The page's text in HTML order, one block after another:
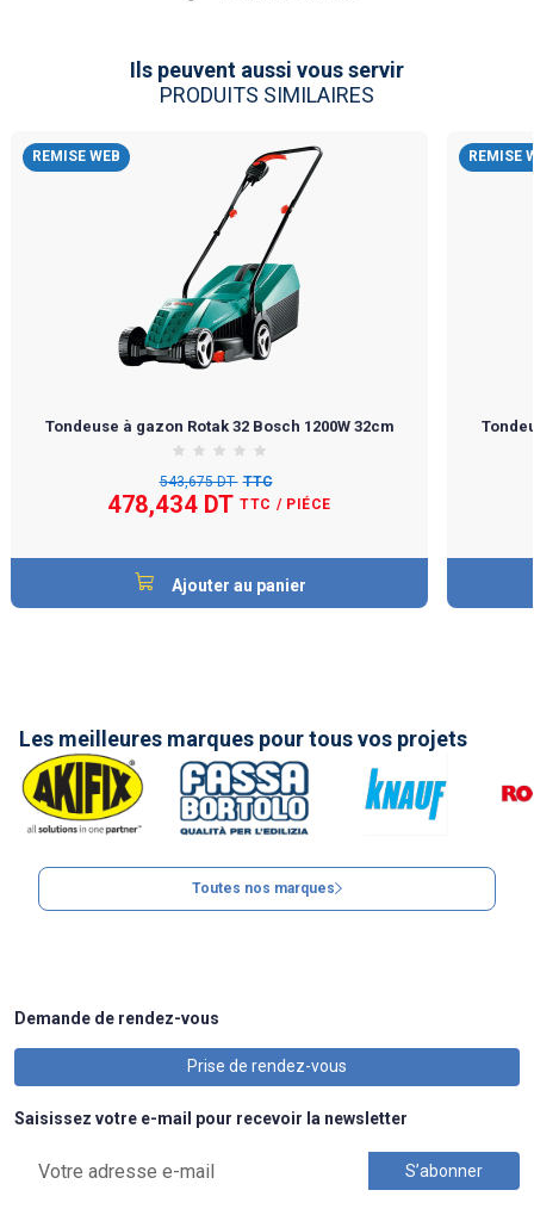
Ils peuvent aussi vous servir
PRODUITS SIMILAIRES
REMISE WEB
Tondeuse à gazon Rotak 32 Bosch 1200W 32cm
543,675 DT TTC
478,434 DT TTC / PIÉCE
Ajouter au panier
REMISE
Les meilleures marques pour tous vos projets
Toutes nos marques
Demande de rendez-vous
Prise de rendez-vous
Saisissez votre e-mail pour recevoir la newsletter